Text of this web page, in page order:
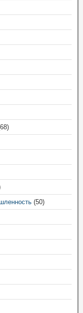
(50)